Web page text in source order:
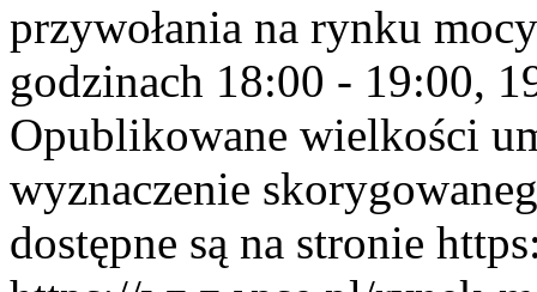
przywołania na rynku
godzinach 18:00 - 19:00,
Opublikowane wielkości
wyznaczenie
dostępne są na stronie